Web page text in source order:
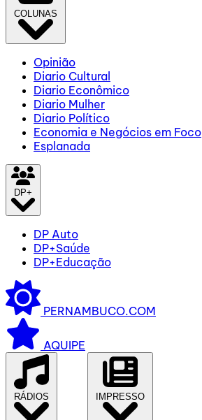
COLUNAS
Opinião
Diario Cultural
Diario Econômico
Diario Mulher
Diario Político
Economia e Negócios em Foco
Esplanada
DP+
DP Auto
DP+Saúde
DP+Educação
PERNAMBUCO.COM
AQUIPE
RÁDIOS IMPRESSO